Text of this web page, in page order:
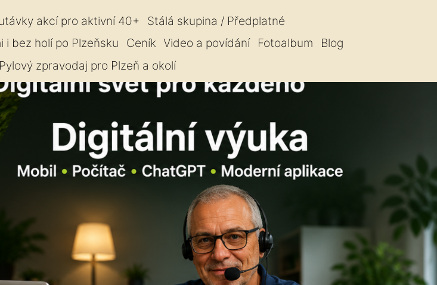
akcí pro aktivní 40+
Stálá skupina / Předplatné
i bez holí po Plzeňsku Ceník Video a povídání Fotoalbum
Blog
Pylový zpravodaj pro Plzeň a okolí